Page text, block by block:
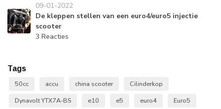
09-01-2022
De kleppen stellen van een euro4/euro5 injectie
scooter
3 Reacties
Tags
50cc
accu china scooter
Cilinderkop
Dynavolt YTX7A-BS
e10 e5 euro4
Euro5